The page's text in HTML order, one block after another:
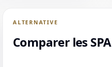
ALTERNATIVE
Comparer les SPA